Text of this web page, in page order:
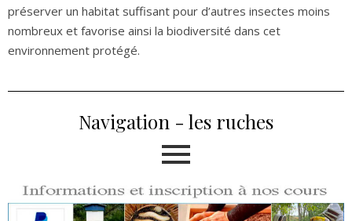
préserver un habitat suffisant pour d’autres insectes moins
nombreux et favorise ainsi la biodiversité dans cet
environnement protégé.
Navigation - les ruches